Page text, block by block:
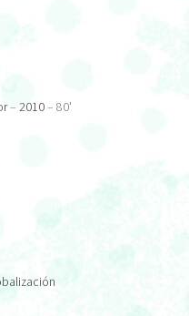
– 2010– 80'